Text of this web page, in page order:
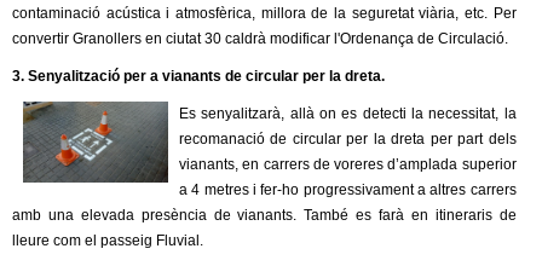
contaminació acústica i atmosfèrica, millora de la seguretat viària, etc. Per
convertir Granollers en ciutat 30 caldrà modificar l'Ordenança de Circulació.
3. Senyalització per a vianants de circular per la dreta.
Es senyalitzarà, allà on es detecti la necessitat, la
recomanació de circular per la dreta per part dels
vianants, en carrers de voreres d’amplada superior
a 4 metres i fer-ho progressivament a altres carrers
amb una elevada presència de vianants. També es farà en itineraris de
lleure com el passeig Fluvial.